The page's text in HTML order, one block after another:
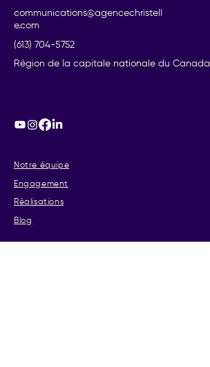
communications@agencechristell
e.com
(613) 704-5752
Région de la capitale nationale du Canada
Notre équipe
Engagement
Réalisations
Blog